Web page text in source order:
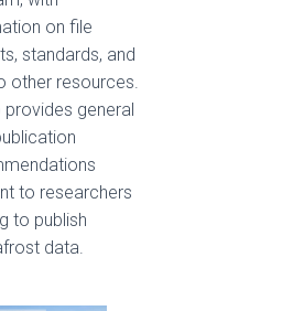
on file
standards, and
other resources.
provides general
to researchers
to publish
data.